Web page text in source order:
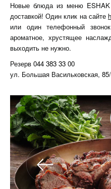
Новые блюда из меню ESHAK
доставкой! Один клик на сайте
или один телефонный
ароматное, хрустящее
выходить не нужно.
Резерв 044 383 33 00
ул. Большая Васильковская,